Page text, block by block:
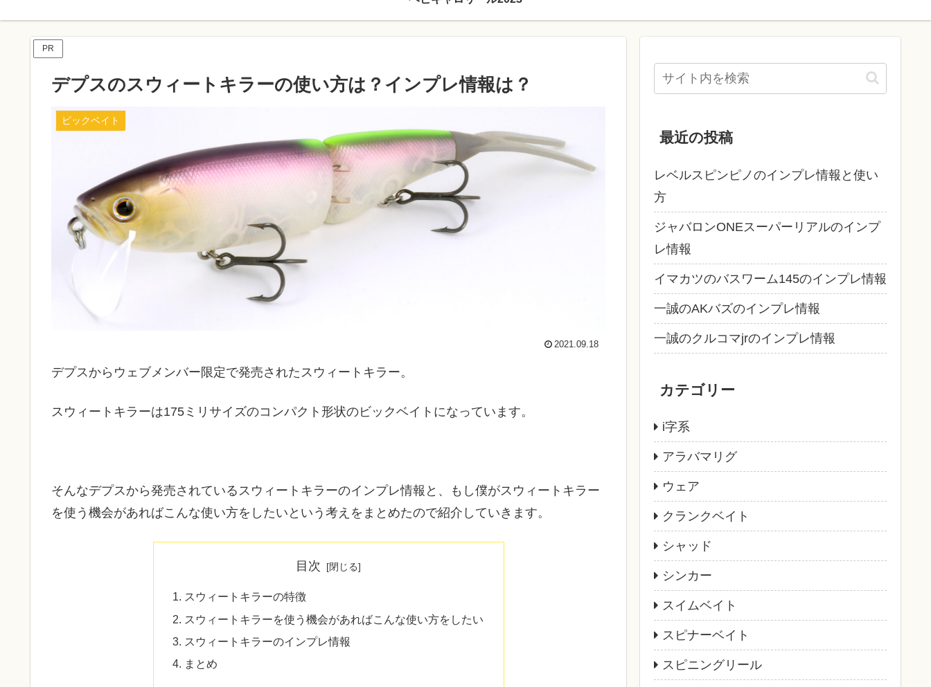
PR
デプスのスウィートキラーの使い方は？インプレ情報は？
ビックベイト
2021.09.18
デプスからウェブメンバー限定で発売されたスウィートキラー。
スウィートキラーは175ミリサイズのコンパクト形状のビックベイトになっています。
そんなデプスから発売されているスウィートキラーのインプレ情報と、もし僕がスウィートキラー
を使う機会があればこんな使い方をしたいという考えをまとめたので紹介していきます。
目次
スウィートキラーの特徴
スウィートキラーを使う機会があればこんな使い方をしたい
スウィートキラーのインプレ情報
まとめ
最近の投稿
レベルスピンピノのインプレ情報と使い
方
ジャバロンONEスーパーリアルのインプ
レ情報
イマカツのバスワーム145のインプレ情報
一誠のAKバズのインプレ情報
一誠のクルコマjrのインプレ情報
カテゴリー
i字系
アラバマリグ
ウェア
クランクベイト
シャッド
シンカー
スイムベイト
スピナーベイト
スピニングリール